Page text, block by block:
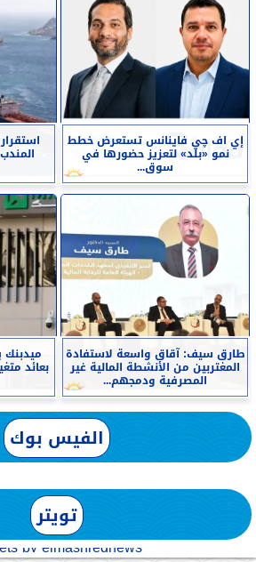
إي اف چي فاينانس تستعرض خطط
نمو «بلد» لتعزيز حضورها في
سوق...
طارق سيف: آقاق واسعة لاستفادة
المغتربين من الأنشطة المالية غير
المصرفية ودمجهم...
الفيس بوك
تويتر
by elmashreqnews